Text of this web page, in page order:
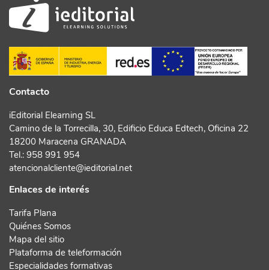
Contacto
iEditorial Elearning SL
Camino de la Torrecilla, 30, Edificio Educa Edtech, Oficina 22
18200 Maracena GRANADA
Tel.: 958 991 954
atencionalcliente@ieditorial.net
Enlaces de interés
Tarifa Plana
Quiénes Somos
Mapa del sitio
Plataforma de teleformación
Especialidades formativas